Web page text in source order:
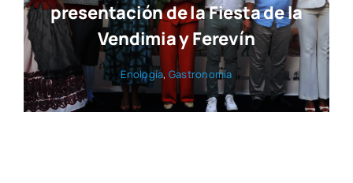
presentación de la Fiesta de la
Vendimia y Ferevín
Eno­lo­gía, Gas­tro­no­mía